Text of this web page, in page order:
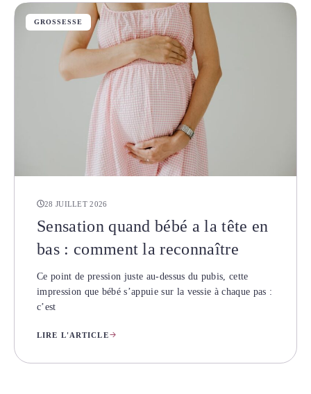
GROSSESSE
28 JUILLET 2026
Sensation quand bébé a la tête en
bas : comment la reconnaître
Ce point de pression juste au-dessus du pubis, cette
impression que bébé s’appuie sur la vessie à chaque pas :
c’est
LIRE L'ARTICLE